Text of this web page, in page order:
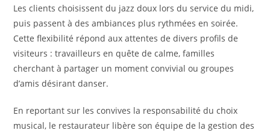
Les clients choisissent du jazz doux lors du service du midi,
puis passent à des ambiances plus rythmées en soirée.
Cette flexibilité répond aux attentes de divers profils de
visiteurs : travailleurs en quête de calme, familles
cherchant à partager un moment convivial ou groupes
d’amis désirant danser.
En reportant sur les convives la responsabilité du choix
musical, le restaurateur libère son équipe de la gestion des